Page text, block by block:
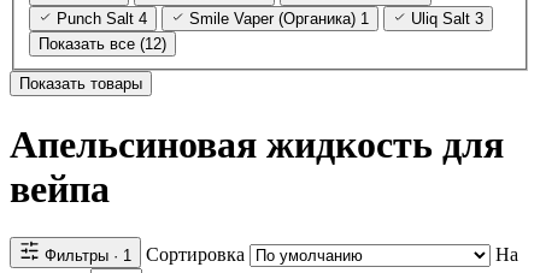
Punch Salt 4 Smile Vaper (Органика) 1 Uliq Salt 3
Показать все (12)
Показать товары
Апельсиновая жидкость для
вейпа
Фильтры · 1 Сортировка
На